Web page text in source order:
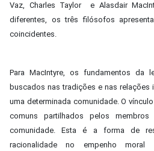
Vaz, Charles Taylor e Alasdair
diferentes, os três filósofos
coincidentes.
Para MacIntyre, os fundamentos da
buscados nas tradições e nas relações
uma determinada comunidade. O
comuns partilhados pelos
comunidade. Esta é a forma de
racionalidade no empenho